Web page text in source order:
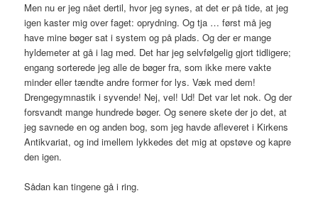
Men nu er jeg nået dertil, hvor jeg synes, at det er på tide, at jeg
igen kaster mig over faget: oprydning. Og tja … først må jeg
have mine bøger sat i system og på plads. Og der er mange
hyldemeter at gå i lag med. Det har jeg selvfølgelig gjort tidligere;
engang sorterede jeg alle de bøger fra, som ikke mere vakte
minder eller tændte andre former for lys. Væk med dem!
Drengegymnastik i syvende! Nej, vel! Ud! Det var let nok. Og der
forsvandt mange hundrede bøger. Og senere skete der jo det, at
jeg savnede en og anden bog, som jeg havde afleveret i Kirkens
Antikvariat, og ind imellem lykkedes det mig at opstøve og kapre
den igen.
Sådan kan tingene gå i ring.